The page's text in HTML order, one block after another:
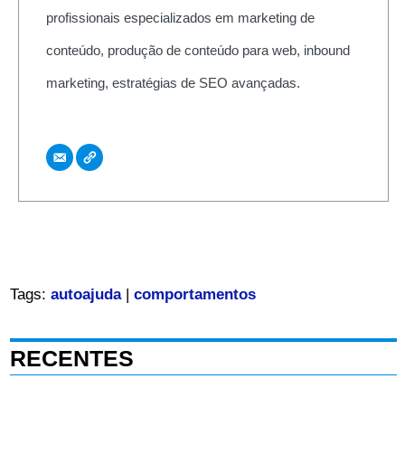
profissionais especializados em marketing de
conteúdo, produção de conteúdo para web, inbound
marketing, estratégias de SEO avançadas.
Tags: autoajuda| comportamentos
RECENTES